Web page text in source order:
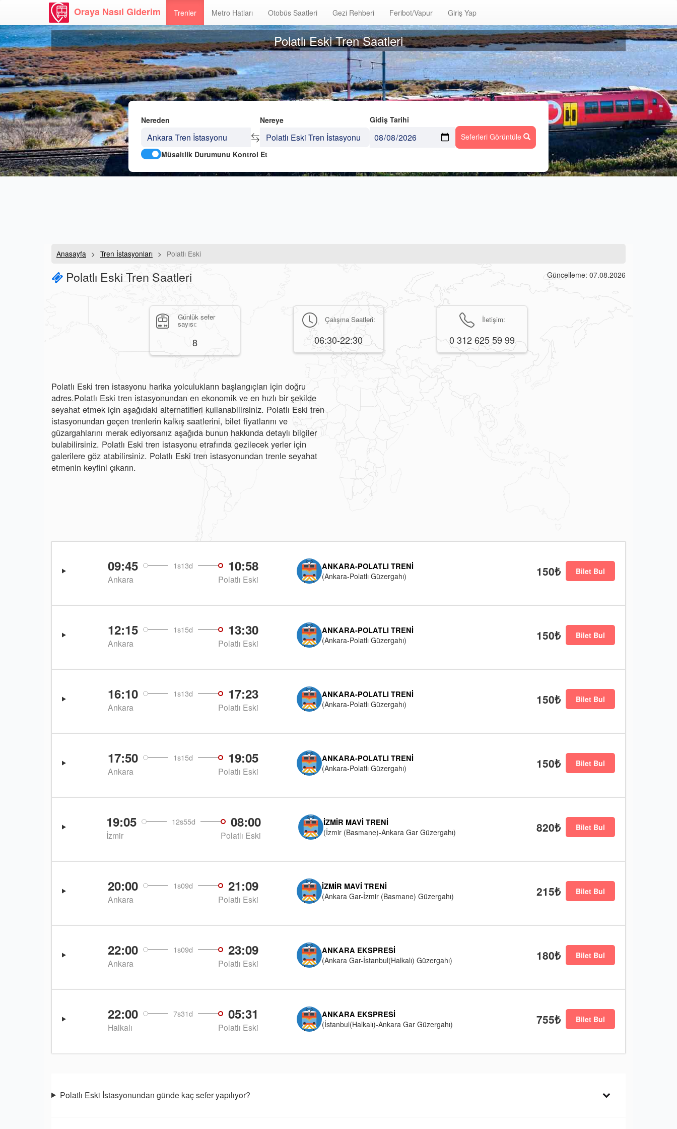
Oraya Nasıl Giderim Trenler Metro Hatları Otobüs Saatleri Gezi Rehberi Feribot/Vapur Giriş Yap
Polatlı Eski Tren Saatleri
Nereden Nereye
Gidiş Tarihi
Seferleri Görüntüle
Müsaitlik Durumunu Kontrol Et
Anasayfa Tren İstasyonları Polatlı Eski
Polatlı Eski Tren Saatleri Güncelleme: 07.08.2026
Günlük sefer
sayısı:
8
Çalışma Saatleri:
06:30-22:30
İletişim:
0 312 625 59 99
Polatlı Eski tren istasyonu harika yolculukların başlangıçları için doğru
adres.Polatlı Eski tren istasyonundan en ekonomik ve en hızlı bir şekilde
seyahat etmek için aşağıdaki alternatifleri kullanabilirsiniz. Polatlı Eski tren
istasyonundan geçen trenlerin kalkış saatlerini, bilet fiyatlarını ve
güzargahlarını merak ediyorsanız aşağıda bunun hakkında detaylı bilgiler
bulabilirsiniz. Polatlı Eski tren istasyonu etrafında gezilecek yerler için
galerilere göz atabilirsiniz. Polatlı Eski tren istasyonundan trenle seyahat
etmenin keyfini çıkarın.
09:45 1s13d 10:58
Ankara Polatlı Eski
ANKARA-POLATLI TRENI
(Ankara-Polatlı Güzergahı)
150₺ Bilet Bul
12:15 1s15d 13:30
Ankara Polatlı Eski
ANKARA-POLATLI TRENI
(Ankara-Polatlı Güzergahı)
150₺ Bilet Bul
16:10 1s13d 17:23
Ankara Polatlı Eski
ANKARA-POLATLI TRENI
(Ankara-Polatlı Güzergahı)
150₺ Bilet Bul
17:50 1s15d 19:05
Ankara Polatlı Eski
ANKARA-POLATLI TRENI
(Ankara-Polatlı Güzergahı)
150₺ Bilet Bul
19:05 12s55d 08:00
İzmir Polatlı Eski
İZMIR MAVI TRENI
(İzmir (Basmane)-Ankara Gar Güzergahı)
820₺ Bilet Bul
20:00 1s09d 21:09
Ankara Polatlı Eski
İZMIR MAVI TRENI
(Ankara Gar-İzmir (Basmane) Güzergahı)
215₺ Bilet Bul
22:00 1s09d 23:09
Ankara Polatlı Eski
ANKARA EKSPRESI
(Ankara Gar-İstanbul(Halkalı) Güzergahı)
180₺ Bilet Bul
22:00 7s31d 05:31
Halkalı Polatlı Eski
ANKARA EKSPRESI
(İstanbul(Halkalı)-Ankara Gar Güzergahı)
755₺ Bilet Bul
Polatlı Eski İstasyonundan günde kaç sefer yapılıyor?